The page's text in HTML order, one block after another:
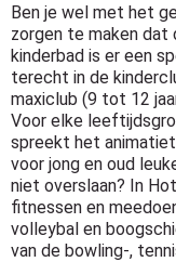
Ben je wel met het
zorgen te maken dat
kinderbad is er een
terecht in de
maxiclub (9 tot 12
Voor elke
spreekt het
voor jong en oud
niet overslaan? In
fitnessen en
volleybal en
van de bowling-,